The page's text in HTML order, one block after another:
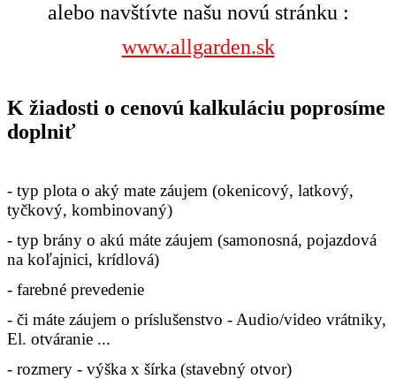
alebo navštívte našu novú stránku :
www.allgarden.sk
K žiadosti o cenovú kalkuláciu poprosíme
doplniť
- typ plota o aký mate záujem (okenicový, latkový,
tyčkový, kombinovaný)
- typ brány o akú máte záujem (samonosná, pojazdová
na koľajnici, krídlová)
- farebné prevedenie
- či máte záujem o príslušenstvo - Audio/video vrátniky,
El. otváranie ...
- rozmery - výška x šírka (stavebný otvor)